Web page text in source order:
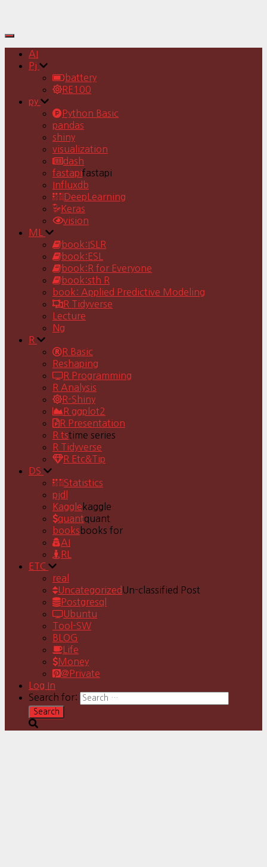
Toggle
Navigation
AI
Pj
battery
RE100
py
Python Basic
pandas
shiny
visualization
dash
fastapifastapi
Influxdb
DeepLearning
Keras
vision
ML
book:ISLR
book:ESL
book:R for Everyone
book:sth R
book: Applied Predictive Modeling
R Tidyverse
Lecture
Ng
R
R Basic
Reshaping
R Programming
R Analysis
R-Shiny
R ggplot2
R Presentation
R tstime series
R Tidyverse
R Etc&Tip
DS
Statistics
pjdl
Kaggle kaggle
quantquant
books books for
AI
RL
ETC
real
Uncategorized Un-classified Post
Postgresql
Ubuntu
Tool-SW
BLOG
Life
Money
@Private
Log In
Search for: